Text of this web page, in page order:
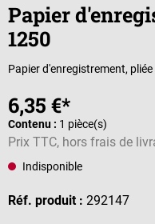
Papier
1250
Papier d'enregistrement,
6,35 €*
Contenu : 1 pièce(s)
Prix TTC, hors frais de
Indisponible
Réf. produit : 292147